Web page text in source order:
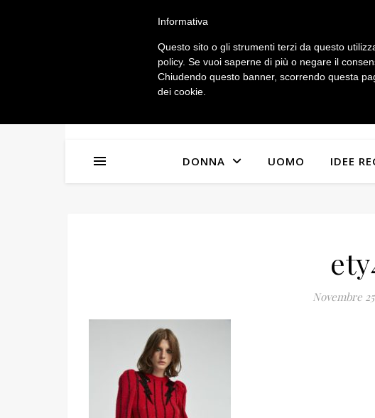
IL MIO ACCOUNT
DONNA UOMO IDEE
Novembre
Informativa
Questo sito o gli strumenti terzi da questo
policy. Se vuoi saperne di più o negare il
Chiudendo questo banner, scorrendo questa
dei cookie.